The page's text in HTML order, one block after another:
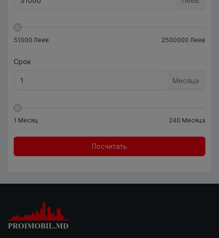
51000 Леев 2500000 Леев
Срок
Месяца
1 Месяц 240 Месяца
Посчитать